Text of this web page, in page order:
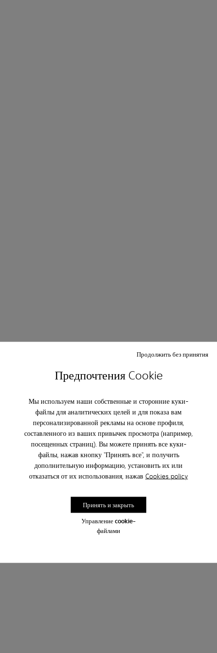
Предпочтения Cookie
Мы используем наши собственные и сторонние куки-
файлы для аналитических целей и для показа вам
персонализированной рекламы на основе профиля,
составленного из ваших привычек просмотра (например,
посещенных страниц). Вы можете принять все куки-
файлы, нажав кнопку "Принять все", и получить
дополнительную информацию, установить их или
отказаться от их использования, нажав Cookies policy
Управление cookie-
файлами
Продолжить без принятия
Принять и закрыть